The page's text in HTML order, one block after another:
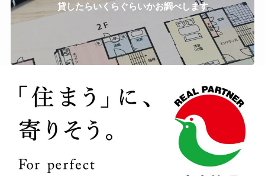
貸したらいくらぐらいかお調べします